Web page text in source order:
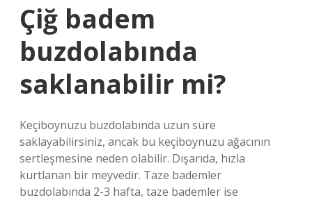
Çiğ badem
buzdolabında
saklanabilir mi?
Keçiboynuzu buzdolabında uzun süre
saklayabilirsiniz, ancak bu keçiboynuzu ağacının
sertleşmesine neden olabilir. Dışarıda, hızla
kurtlanan bir meyvedir. Taze bademler
buzdolabında 2-3 hafta, taze bademler ise